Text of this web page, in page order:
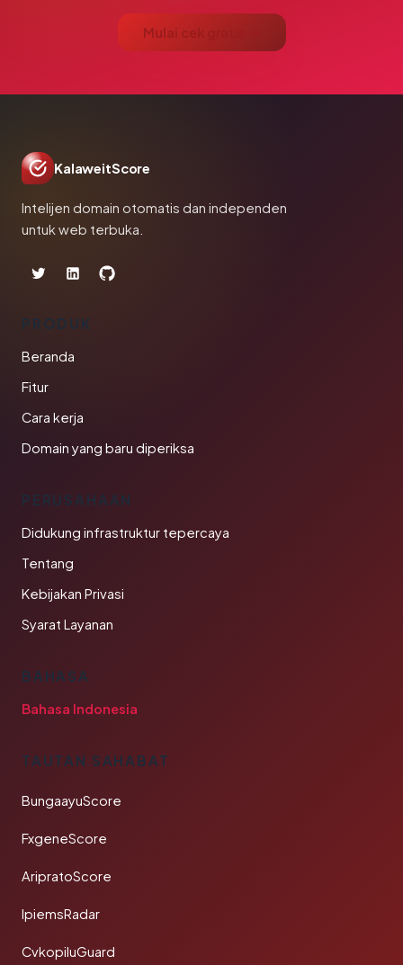
Mulai cek gratis →
KalaweitScore
Intelijen domain otomatis dan independen
untuk web terbuka.
PRODUK
Beranda
Fitur
Cara kerja
Domain yang baru diperiksa
PERUSAHAAN
Didukung infrastruktur tepercaya
Tentang
Kebijakan Privasi
Syarat Layanan
BAHASA
Bahasa Indonesia
TAUTAN SAHABAT
BungaayuScore
FxgeneScore
AripratoScore
IpiemsRadar
CvkopiluGuard